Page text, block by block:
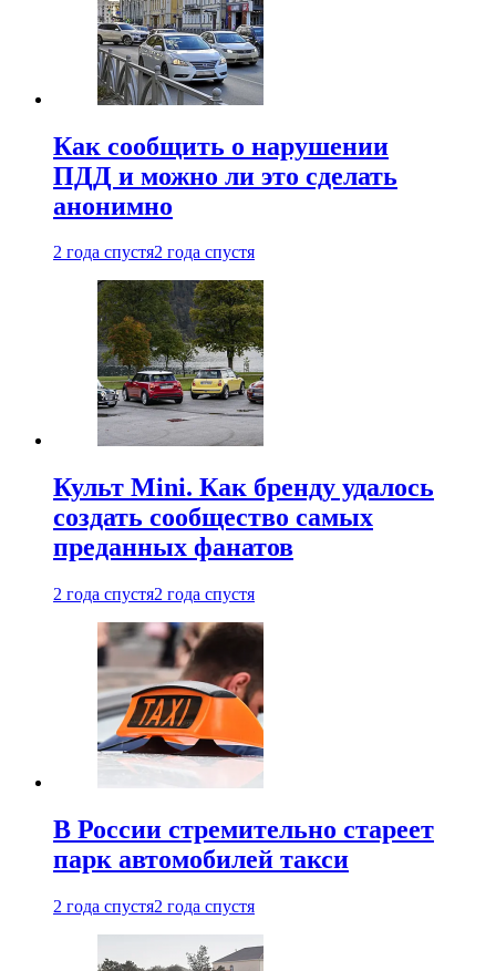
Как сообщить о нарушении
ПДД и можно ли это сделать
анонимно
2 года спустя2 года спустя
Культ Mini. Как бренду удалось
создать сообщество самых
преданных фанатов
2 года спустя2 года спустя
В России стремительно стареет
парк автомобилей такси
2 года спустя2 года спустя